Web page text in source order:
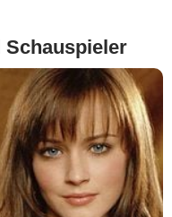
Schauspieler